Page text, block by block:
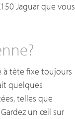
Jaguar que vous
à tête fixe toujours
quelques
telles que
un œil sur